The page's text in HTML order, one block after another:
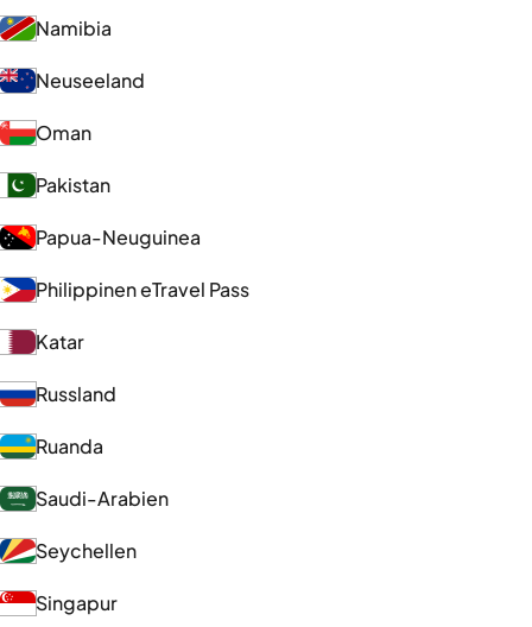
Namibia
Neuseeland
Oman
Pakistan
Papua-Neuguinea
Philippinen eTravel Pass
Katar
Russland
Ruanda
Saudi-Arabien
Seychellen
Singapur